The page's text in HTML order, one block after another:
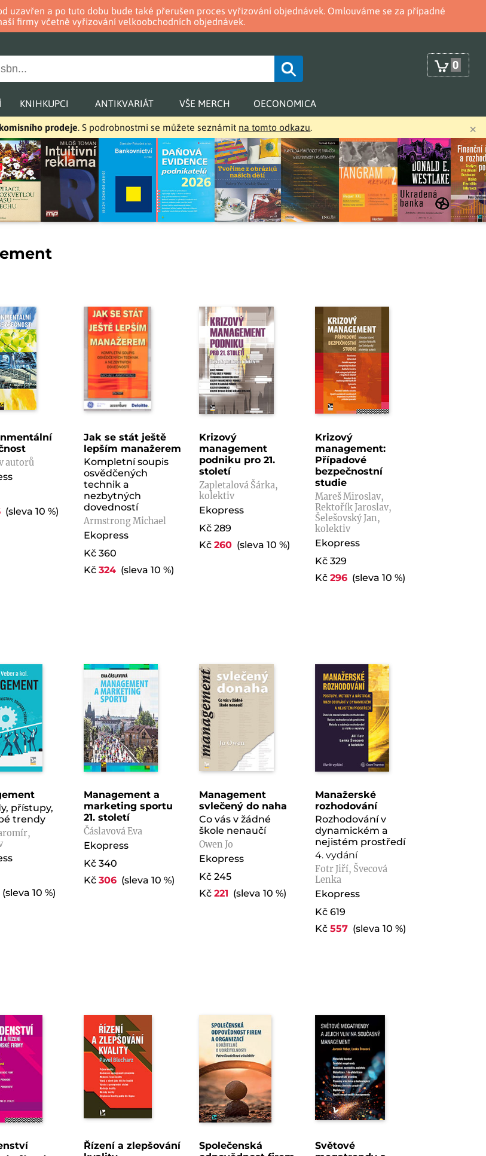
uzavřen a po tuto dobu bude také přerušen proces vyřizování objednávek. Omlouváme se za případné
firmy včetně vyřizování velkoobchodních objednávek.
0
KNIHKUPCI ANTIKVARIÁT VŠE MERCH OECONOMICA
prodeje. S podrobnostmi se můžete seznámit na tomto odkazu. ×
autorů
(sleva 10 %)
Jak se stát ještě
lepším manažerem
Kompletní soupis
osvědčených
technik a
nezbytných
dovedností
Armstrong Michael
Ekopress
Kč 360
Kč 324(sleva 10 %)
Krizový
management
podniku pro 21.
století
Zapletalová Šárka,
kolektiv
Ekopress
Kč 289
Kč260 (sleva 10 %)
Krizový
management:
Případové
bezpečnostní
studie
Mareš Miroslav,
Rektořík Jaroslav,
Šelešovský Jan,
kolektiv
Ekopress
Kč 329
Kč 296(sleva 10 %)
přístupy,
trendy
(sleva 10 %)
Management a
marketing sportu
21. století
Čáslavová Eva
Ekopress
Kč 340
Kč 306(sleva 10 %)
Management
svlečený do naha
Co vás v žádné
škole nenaučí
Owen Jo
Ekopress
Kč 245
Kč221 (sleva 10 %)
Manažerské
rozhodování
Rozhodování v
dynamickém a
nejistém prostředí
4. vydání
Fotr Jiří, Švecová
Lenka
Ekopress
Kč 619
Kč 557(sleva 10 %)
Řízení a zlepšování
Společenská
Světové